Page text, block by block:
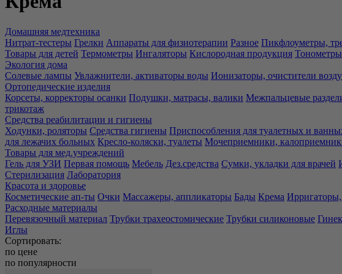
Домашняя медтехника
Нитрат-тестеры Грелки Аппараты для физиотерапии Разное Пикфлоуметры,
Товары для детей Термометры Ингаляторы Кислородная продукция Тонометры
Экология дома
Солевые лампы Увлажнители, активаторы воды Ионизаторы, очистители
Ортопедические изделия
Корсеты, корректоры осанки Подушки, матрасы, валики Межпальцевые
трикотаж
Средства реабилитации и гигиены
Ходунки, роляторы Средства гигиены Приспособления для туалетных и
для лежачих больных Кресло-коляски, туалеты Мочеприемники,
Товары для мед.учреждений
Гель для УЗИ Первая помощь Мебель Дез.средства Сумки, укладки для врачей
Стерилизация Лаборатория
Красота и здоровье
Косметические ап-ты Очки Массажеры, аппликаторы Бады Крема
Расходные материалы
Перевязочный материал Трубки трахеостомические Трубки силиконовые
Иглы
Сортировать:
по цене
по популярности